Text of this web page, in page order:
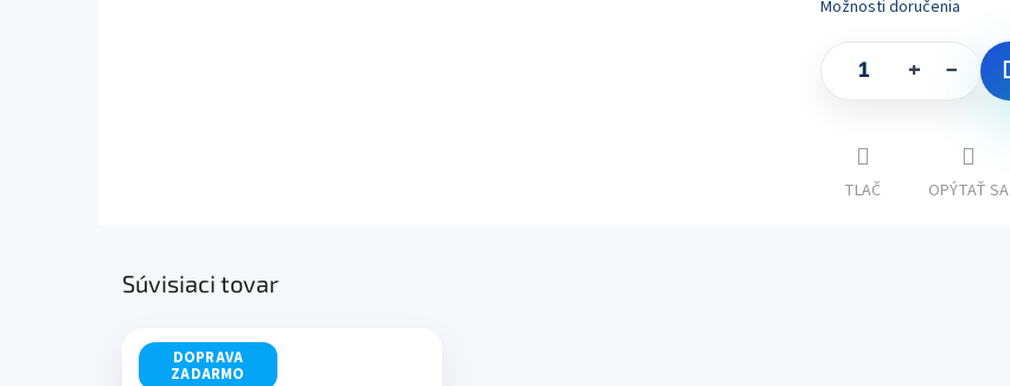
Možnosti doručenia
+ −
TLAČ OPÝTAŤ SA
Súvisiaci tovar
DOPRAVA
ZADARMO